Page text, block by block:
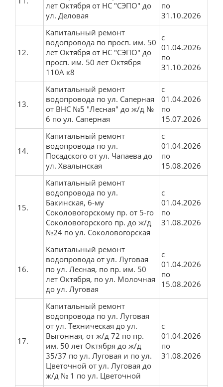
лет Октября от НС "СЭПО" до
ул. Деловая
по
31.10.2026
12.
Капитальный ремонт
водопровода по просп. им. 50
лет Октября от НС "СЭПО" до
просп. им. 50 лет Октября
110А к8
с
01.04.2026
по
31.10.2026
13.
Капитальный ремонт
водопровода по ул. Саперная
от ВНС №5 "Лесная" до ж/д №
6 по ул. Саперная
с
01.04.2026
по
15.07.2026
14.
Капитальный ремонт
водопровода по ул.
Посадского от ул. Чапаева до
ул. Хвалынская
с
01.04.2026
по
15.08.2026
15.
Капитальный ремонт
водопровода по ул.
Бакинская, 6-му
Соколовогорскому пр. от 5-го
Соколовогорского пр. до ж/д
№24 по ул. Соколовогорская
с
01.04.2026
по
31.08.2026
16.
Капитальный ремонт
водопровода от ул. Луговая
по ул. Лесная, по пр. им. 50
лет Октября, по ул. Молочная
до ул. Луговая
с
01.04.2026
по
15.08.2026
17.
Капитальный ремонт
водопровода по ул. Луговая
от ул. Техническая до ул.
Выгонная, от ж/д 72 по пр.
им. 50 лет Октября до ж/д
35/37 по ул. Луговая и по ул.
Цветочной от ул. Луговая до
ж/д № 1 по ул. Цветочной
с
01.04.2026
по
31.08.2026